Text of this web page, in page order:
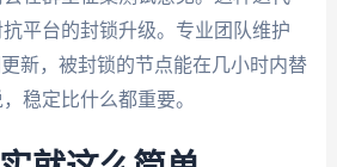
平台的封锁升级。专业团队维护
新，被封锁的节点能在几小时内替
稳定比什么都重要。